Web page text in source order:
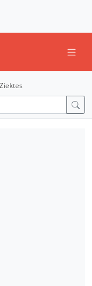
Ziektes